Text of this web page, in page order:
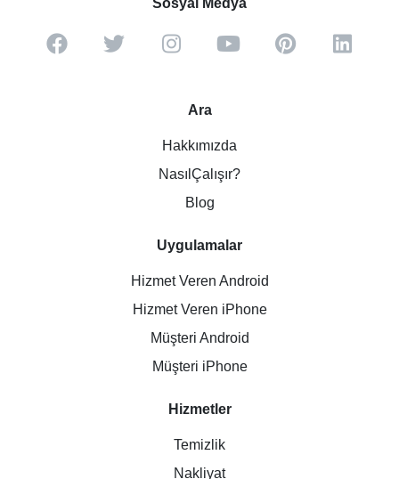
Sosyal Medya
Ara
Hakkımızda
NasılÇalışır?
Blog
Uygulamalar
Hizmet Veren Android
Hizmet Veren iPhone
Müşteri Android
Müşteri iPhone
Hizmetler
Temizlik
Nakliyat